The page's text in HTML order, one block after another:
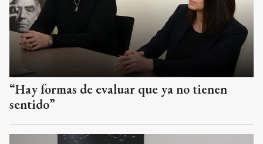
“Hay formas de evaluar que ya no tienen
sentido”